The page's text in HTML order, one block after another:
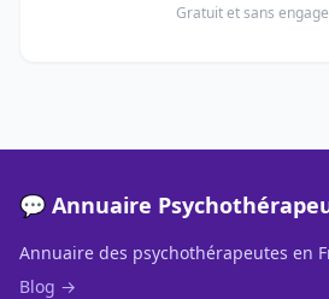
Gratuit et sans
💬 Annuaire
Annuaire des psychothérapeutes en
Blog →